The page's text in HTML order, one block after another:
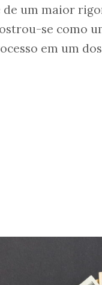
de um maior
se como
em um